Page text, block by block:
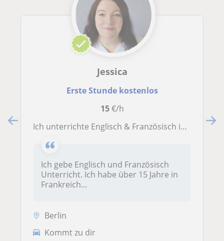
Jessica
Erste Stunde kostenlos
15€/h
Ich unterrichte Englisch & Französisch in jedem Niveau sowie die Vorbereitung aller Diplome.Ich habe15 Jahre in Frankreich und 3 Jahre in England gelebt
Ich gebe Englisch und Französisch
Unterricht. Ich habe über 15 Jahre in
Frankreich...
Berlin
Kommt zu dir